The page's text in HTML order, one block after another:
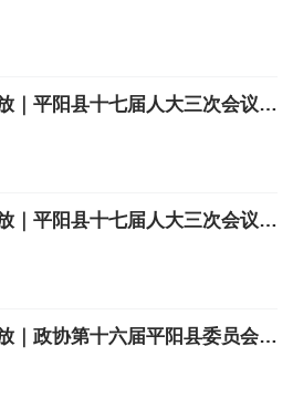
直播回放｜平阳县十七届人大三次会议第二次全体会议
直播回放｜平阳县十七届人大三次会议开幕会
直播回放｜政协第十六届平阳县委员会第三次会议开幕会